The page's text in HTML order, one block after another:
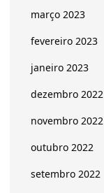
março 2023
fevereiro 2023
janeiro 2023
dezembro 2022
novembro 2022
outubro 2022
setembro 2022